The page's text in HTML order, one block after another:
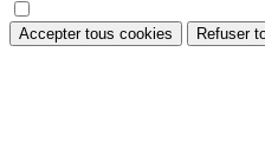
Accepter tous cookies Refuser